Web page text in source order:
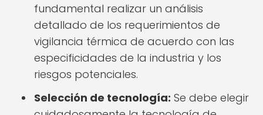
fundamental realizar un análisis
detallado de los requerimientos de
vigilancia térmica de acuerdo con las
especificidades de la industria y los
riesgos potenciales.
Selección de tecnología: Se debe elegir